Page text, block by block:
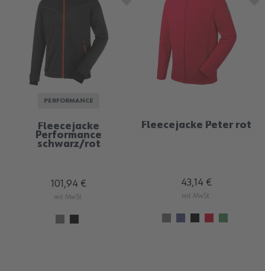
PERFORMANCE
Fleecejacke
Performance
schwarz/rot
101,94 €
mit MwSt.
Fleecejacke Peter rot
43,14 €
mit MwSt.